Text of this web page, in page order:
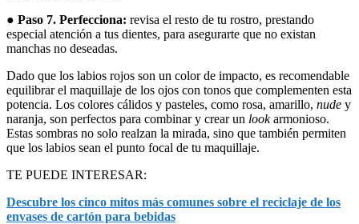
● Paso 7. Perfecciona: revisa el resto de tu rostro, prestando
especial atención a tus dientes, para asegurarte que no existan
manchas no deseadas.
Dado que los labios rojos son un color de impacto, es recomendable
equilibrar el maquillaje de los ojos con tonos que complementen esta
potencia. Los colores cálidos y pasteles, como rosa, amarillo, nude y
naranja, son perfectos para combinar y crear un lookarmonioso.
Estas sombras no solo realzan la mirada, sino que también permiten
que los labios sean el punto focal de tu maquillaje.
TE PUEDE INTERESAR:
Descubre los cinco mitos más comunes sobre el reciclaje de los
envases de cartón para bebidas